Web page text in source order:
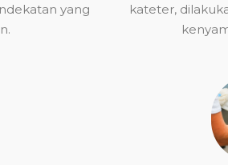
yang
kateter,